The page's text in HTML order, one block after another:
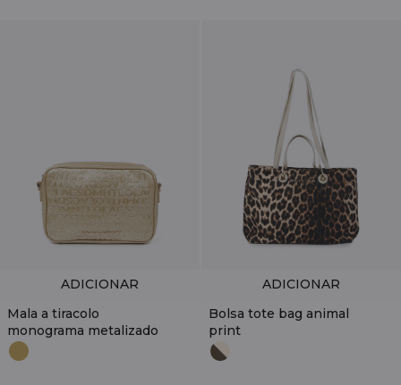
Mala a tiracolo
monograma metalizado
ADICIONAR
Bolsa tote bag animal
print
ADICIONAR